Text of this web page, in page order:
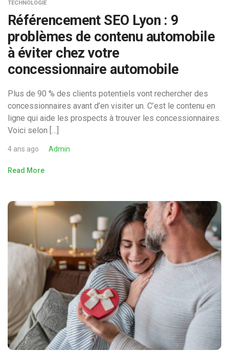
TECHNOLOGIE
Référencement SEO Lyon : 9
problèmes de contenu automobile
à éviter chez votre
concessionnaire automobile
Plus de 90 % des clients potentiels vont rechercher des
concessionnaires avant d’en visiter un. C’est le contenu en
ligne qui aide les prospects à trouver les concessionnaires.
Voici selon […]
4 ans ago Admin
Read More